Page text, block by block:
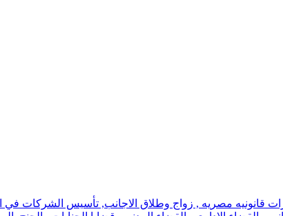
قانونيه مصريه , زواج وطلاق الاجانب, تأسيس الشركات في